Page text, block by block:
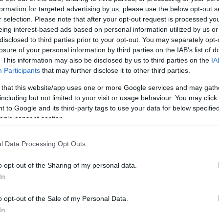
for targeted advertising by us, please use the below opt-out
selection. Please note that after your opt-out request is processed
interest-based ads based on personal information utilized by us
to third parties prior to your opt-out. You may separately
of your personal information by third parties on the IAB’s list of
This information may also be disclosed by us to third parties on the
Participants that may further disclose it to other third parties.
that this website/app uses one or more Google services and may
but not limited to your visit or usage behaviour. You may
to Google and its third-party tags to use your data for below
consent section.
Data Processing Opt Outs
opt-out of the Sharing of my personal data.
opt-out of the Sale of my Personal Data.
Jelszó Emlékezzen rám
Regisztráció
szaknévsora
KERTÉSZ ÉS KERTÉSZET REGISZTRÁCIÓ NÖVÉNYKATALÓGUS
143
7
16
6
7
3
4
3
143
7
16
6
7
3
4 3